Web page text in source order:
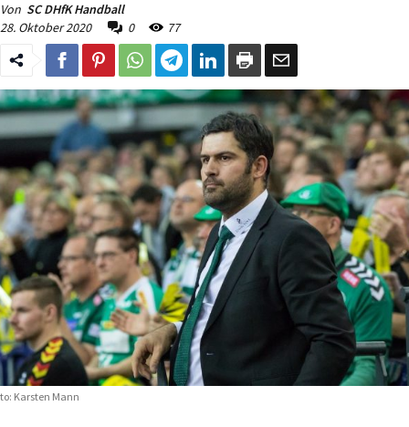
Von SC DHfK Handball
28. Oktober 2020
0 77
Karsten Mann